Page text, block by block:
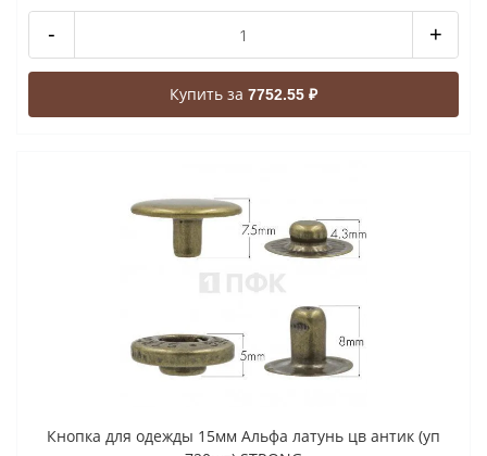
- +
Купить за 7752.55 ₽
Кнопка для одежды 15мм Альфа латунь цв антик (уп